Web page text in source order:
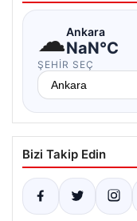
☁Ankara
NaN°C
ŞEHIR SEÇ
Bizi Takip Edin